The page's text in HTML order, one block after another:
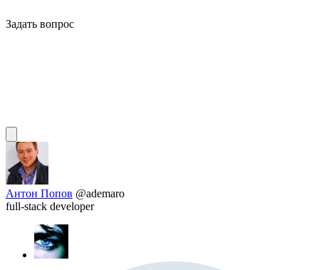
Задать вопрос
Антон Попов @ademaro
full-stack developer